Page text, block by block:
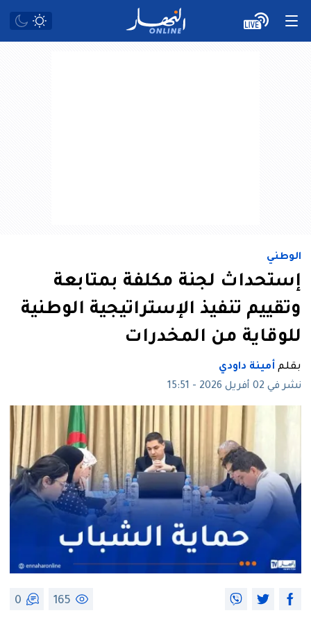
الوطني
إستحداث لجنة مكلفة بمتابعة
وتقييم تنفيذ الإستراتيجية الوطنية
للوقاية من المخدرات
بقلم أمينة داودي
نشر في 02 أفريل 2026 - 15:51
165
0